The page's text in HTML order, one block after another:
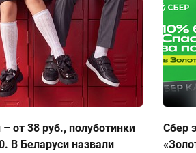
от 38 руб., полуботинки
В Беларуси назвали
Сбер